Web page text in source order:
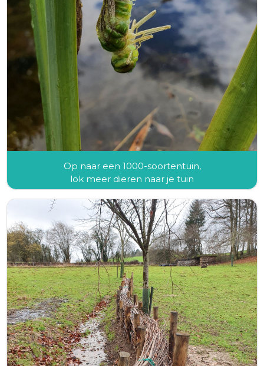
Op naar een 1000-soortentuin,
lok meer dieren naar je tuin